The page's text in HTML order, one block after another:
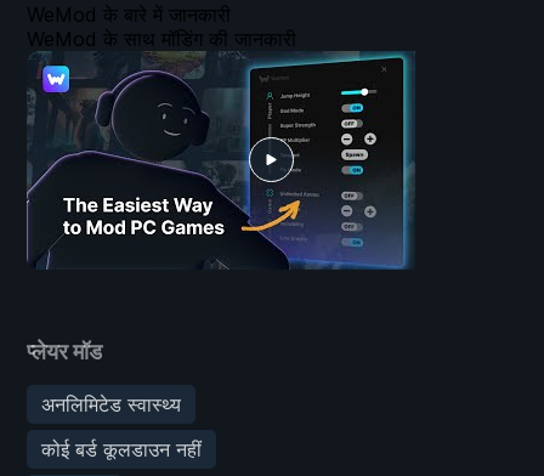
प्लेयर मॉड
अनलिमिटेड स्वास्थ्य
कोई बर्ड कूलडाउन नहीं
WeMod के बारे में जानकारी
WeMod के साथ मॉडिंग की जानकारी